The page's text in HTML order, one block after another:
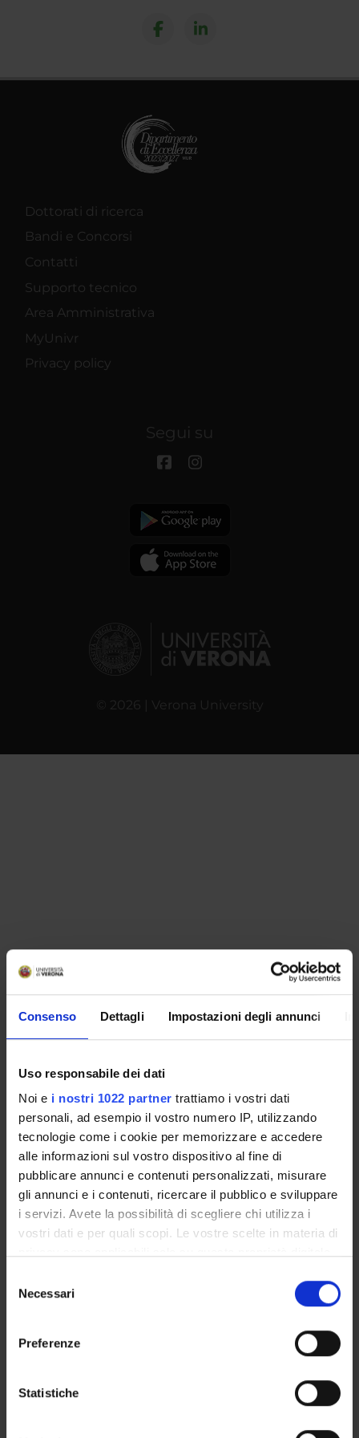
Consenso Dettagli Impostazioni degli annunci
Uso responsabile dei dati
Noi e i nostri 1022 partner trattiamo i vostri dati
personali, ad esempio il vostro numero IP, utilizzando
tecnologie come i cookie per memorizzare e accedere
alle informazioni sul vostro dispositivo al fine di
pubblicare annunci e contenuti personalizzati, misurare
gli annunci e i contenuti, ricercare il pubblico e sviluppare
i servizi. Avete la possibilità di scegliere chi utilizza i
vostri dati e per quali scopi. Le vostre scelte in materia di
modificare o revocare il proprio consenso in qualsiasi
momento dalla Dichiarazione sui cookie o facendo clic
raccogliere informazioni sulla tua posizione
geografica, con un'approssimazione di qualche
delNecessari
Preferenze
Statistiche
Dottorati di ricerca
Bandi e Concorsi
Contatti
Supporto tecnico
Area Amministrativa
MyUnivr
Privacy policy
Segui su
© 2026 | Verona University